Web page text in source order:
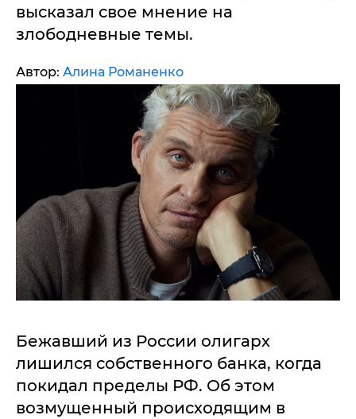
высказал свое мнение на
злободневные темы.
Автор: Алина Романенко
Бежавший из России олигарх
лишился собственного банка, когда
покидал пределы РФ. Об этом
возмущенный происходящим в